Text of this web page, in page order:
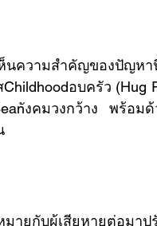
อบครัว (Hug
งคมวงกว้าง พร้อมด้